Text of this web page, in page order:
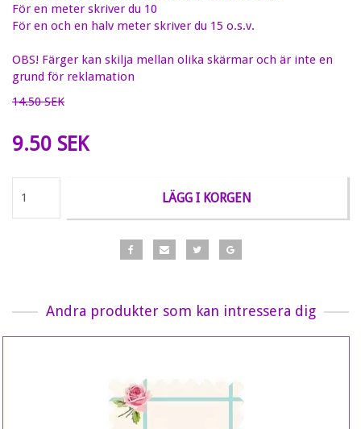
För en meter skriver du 10
För en och en halv meter skriver du 15 o.s.v.
OBS! Färger kan skilja mellan olika skärmar och är inte en
grund för reklamation
14.50 SEK
9.50 SEK
LÄGG I KORGEN
Andra produkter som kan intressera dig